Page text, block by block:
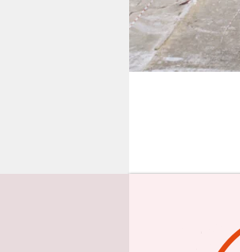
unterstützen
abo
genossenschaft